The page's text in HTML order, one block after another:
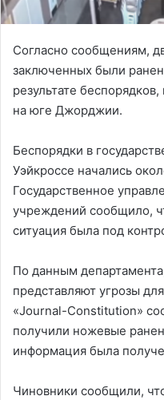
Согласно сообщениям,
заключенных были
результате
на юге Джорджии.
Беспорядки в
Уэйкроссе начались
Государственное
учреждений сообщило,
ситуация была под
По данным
представляют угрозы
«Journal-Constitution»
получили ножевые
информация была
Чиновники сообщили,